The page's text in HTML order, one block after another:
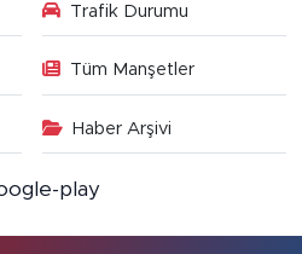
Trafik Durumu
Tüm Manşetler
Haber Arşivi